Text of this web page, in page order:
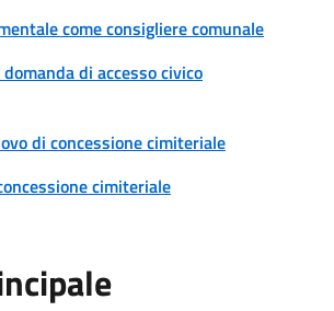
come consigliere comunale
di accesso civico
di concessione cimiteriale
cimiteriale